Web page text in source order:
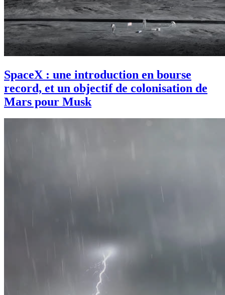
SpaceX : une introduction en bourse
record, et un objectif de colonisation de
Mars pour Musk